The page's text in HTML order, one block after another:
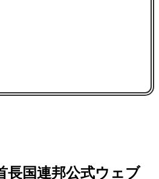
長国連邦公式ウェブ